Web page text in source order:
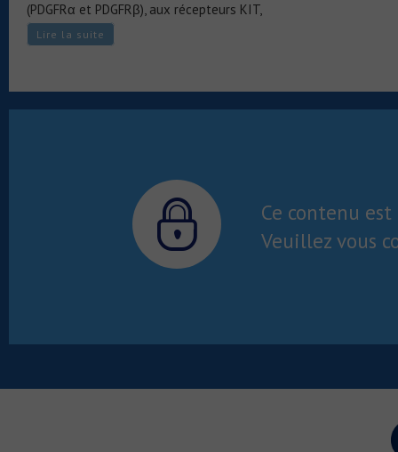
(PDGFRα et PDGFRβ), aux récepteurs KIT,
FLT-3, CSF1R et RET
Lire la suite
Ce contenu
Veuillez vous